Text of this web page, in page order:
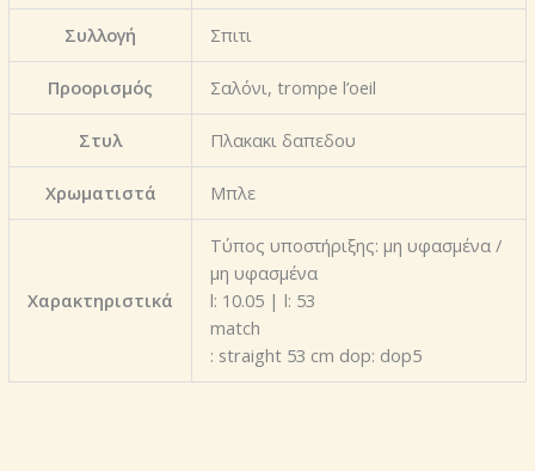
Συλλογή Σπιτι
Προορισμός Σαλόνι, trompe l’oeil
Στυλ Πλακακι δαπεδου
Χρωματιστά Μπλε
Χαρακτηριστικά
Τύπος υποστήριξης: μη υφασμένα /
μη υφασμένα
l: 10.05 | l: 53
match
: straight 53 cm dop: dop5